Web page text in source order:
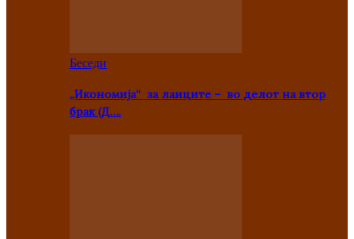
Беседи
„Икономија“ за лаиците – во делот на втор
брак (Д….